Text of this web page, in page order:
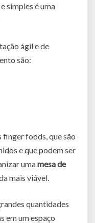
simples é uma
ágil e de
são:
finger foods, que são
e que podem ser
umamesa de
mais viável.
quantidades
em um espaço